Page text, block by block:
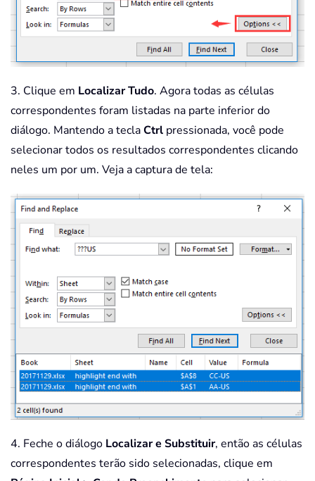
3. Clique em Localizar Tudo. Agora todas as células
correspondentes foram listadas na parte inferior do
diálogo. Mantendo a teclaCtrl pressionada, você pode
selecionar todos os resultados correspondentes clicando
neles um por um. Veja a captura de tela:
4. Feche o diálogo Localizar e Substituir, então as células
correspondentes terão sido selecionadas, clique em